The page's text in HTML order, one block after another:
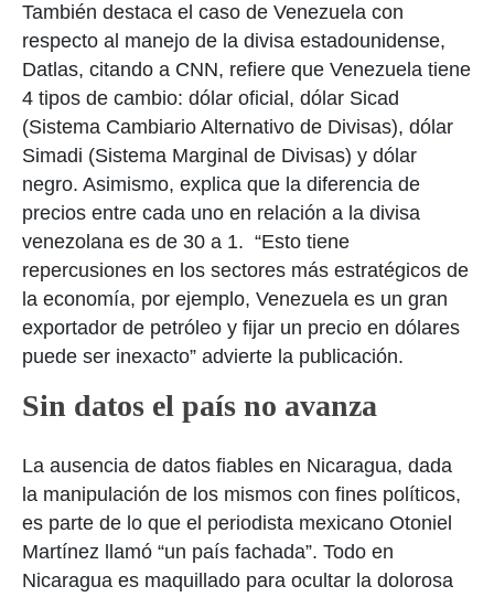
También destaca el caso de Venezuela con
respecto al manejo de la divisa estadounidense,
Datlas, citando a CNN, refiere que Venezuela tiene
4 tipos de cambio: dólar oficial, dólar Sicad
(Sistema Cambiario Alternativo de Divisas), dólar
Simadi (Sistema Marginal de Divisas) y dólar
negro. Asimismo, explica que la diferencia de
precios entre cada uno en relación a la divisa
venezolana es de 30 a 1. “Esto tiene
repercusiones en los sectores más estratégicos de
la economía, por ejemplo, Venezuela es un gran
exportador de petróleo y fijar un precio en dólares
puede ser inexacto” advierte la publicación.
Sin datos el país no avanza
La ausencia de datos fiables en Nicaragua, dada
la manipulación de los mismos con fines políticos,
es parte de lo que el periodista mexicano Otoniel
Martínez llamó “un país fachada”. Todo en
Nicaragua es maquillado para ocultar la dolorosa